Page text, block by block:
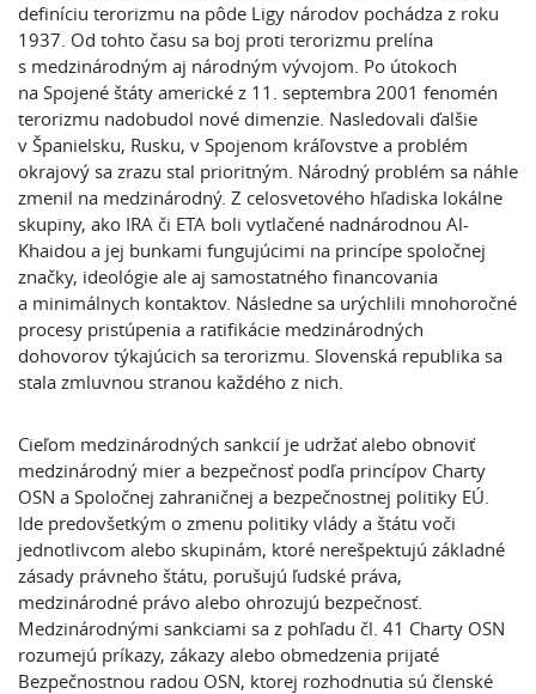
definíciu terorizmu na pôde Ligy národov pochádza z roku
1937. Od tohto času sa boj proti terorizmu prelína
s medzinárodným aj národným vývojom. Po útokoch
na Spojené štáty americké z 11. septembra 2001 fenomén
terorizmu nadobudol nové dimenzie. Nasledovali ďalšie
v Španielsku, Rusku, v Spojenom kráľovstve a problém
okrajový sa zrazu stal prioritným. Národný problém sa náhle
zmenil na medzinárodný. Z celosvetového hľadiska lokálne
skupiny, ako IRA či ETA boli vytlačené nadnárodnou Al-
Khaidou a jej bunkami fungujúcimi na princípe spoločnej
značky, ideológie ale aj samostatného financovania
a minimálnych kontaktov. Následne sa urýchlili mnohoročné
procesy pristúpenia a ratifikácie medzinárodných
dohovorov týkajúcich sa terorizmu. Slovenská republika sa
stala zmluvnou stranou každého z nich.
Cieľom medzinárodných sankcií je udržať alebo obnoviť
medzinárodný mier a bezpečnosť podľa princípov Charty
OSN a Spoločnej zahraničnej a bezpečnostnej politiky EÚ.
Ide predovšetkým o zmenu politiky vlády a štátu voči
jednotlivcom alebo skupinám, ktoré nerešpektujú základné
zásady právneho štátu, porušujú ľudské práva,
medzinárodné právo alebo ohrozujú bezpečnosť.
Medzinárodnými sankciami sa z pohľadu čl. 41 Charty OSN
rozumejú príkazy, zákazy alebo obmedzenia prijaté
Bezpečnostnou radou OSN, ktorej rozhodnutia sú členské